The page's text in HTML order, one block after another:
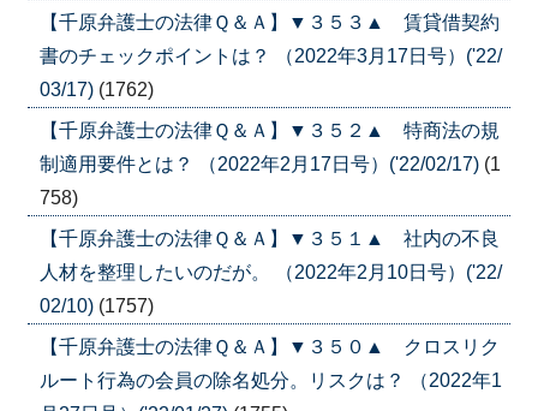
【千原弁護士の法律Ｑ＆Ａ】▼３５３▲ 賃貸借契約
書のチェックポイントは？ （2022年3月17日号）('22/
03/17) (1762)
【千原弁護士の法律Ｑ＆Ａ】▼３５２▲ 特商法の規
制適用要件とは？ （2022年2月17日号）('22/02/17) (1
758)
【千原弁護士の法律Ｑ＆Ａ】▼３５１▲ 社内の不良
人材を整理したいのだが。 （2022年2月10日号）('22/
02/10) (1757)
【千原弁護士の法律Ｑ＆Ａ】▼３５０▲ クロスリク
ルート行為の会員の除名処分。リスクは？ （2022年1